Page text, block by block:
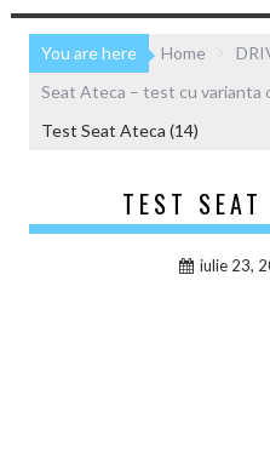
You are here Home
Seat Ateca – test cu varianta
Test Seat Ateca (14)
TEST
iulie 23,